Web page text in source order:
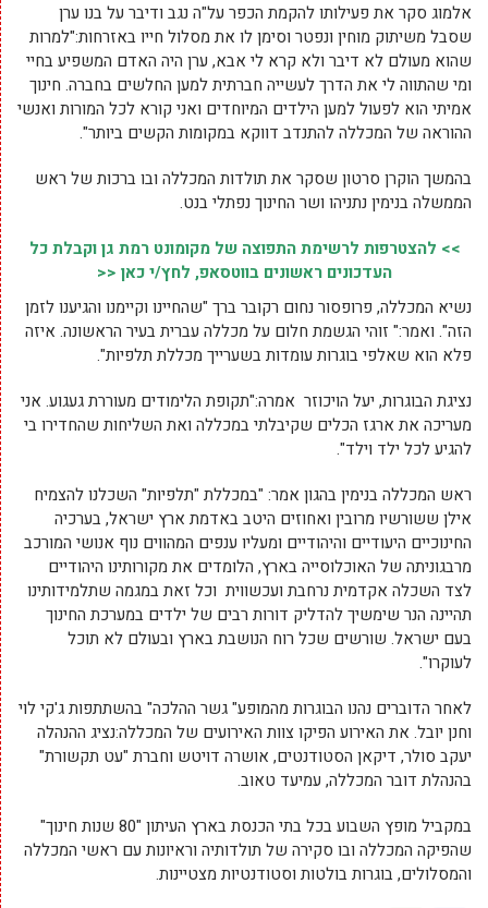
אלמוג סקר את פעילותו להקמת הכפר על"ה נגב ודיבר על בנו ערן
שסבל משיתוק מוחין ונפטר וסימן לו את מסלול חייו באזרחות:"למרות
שהוא מעולם לא דיבר ולא קרא לי אבא, ערן היה האדם המשפיע בחיי
ומי שהתווה לי את הדרך לעשייה חברתית למען החלשים בחברה. חינוך
אמיתי הוא לפעול למען הילדים המיוחדים ואני קורא לכל המורות ואנשי
ההוראה של המכללה להתנדב דווקא במקומות הקשים ביותר".
בהמשך הוקרן סרטון שסקר את תולדות המכללה ובו ברכות של ראש
הממשלה בנימין נתניהו ושר החינוך נפתלי בנט.
>> להצטרפות לרשימת התפוצה של מקומונט רמת גן וקבלת כל
העדכונים ראשונים בווטסאפ, לחץ/י כאן <<
נשיא המכללה, פרופסור נחום רקובר ברך "שהחיינו וקיימנו והגיענו לזמן
הזה". ואמר:" זוהי הגשמת חלום על מכללה עברית בעיר הראשונה. איזה
פלא הוא שאלפי בוגרות עומדות בשערייך מכללת תלפיות".
נציגת הבוגרות, יעל הויכוזר אמרה:"תקופת הלימודים מעוררת געגוע. אני
מעריכה את ארגז הכלים שקיבלתי במכללה ואת השליחות שהחדירו בי
להגיע לכל ילד וילד".
ראש המכללה בנימין בהגון אמר: "במכללת "תלפיות" השכלנו להצמיח
אילן ששורשיו מרובין ואחוזים היטב באדמת ארץ ישראל, בערכיה
החינוכיים היעודיים והיהודיים ומעליו ענפים המהווים נוף אנושי המורכב
מרבגוניתה של האוכלוסייה בארץ, הלומדים את מקורותינו היהודיים
לצד השכלה אקדמית נרחבת ועכשווית וכל זאת במגמה שתלמידותינו
תהיינה הנר שימשיך להדליק דורות רבים של ילדים במערכת החינוך
בעם ישראל. שורשים שכל רוח הנושבת בארץ ובעולם לא תוכל
לעוקרו".
לאחר הדוברים נהנו הבוגרות מהמופע" גשר ההלכה" בהשתתפות ג'קי לוי
וחנן יובל. את האירוע הפיקו צוות האירועים של המכללה:נציג ההנהלה
יעקב סולר, דיקאן הסטודנטים, אושרה דויטש וחברת "עט תקשורת"
בהנהלת דובר המכללה, עמיעד טאוב.
במקביל מופץ השבוע בכל בתי הכנסת בארץ העיתון "80 שנות חינוך"
שהפיקה המכללה ובו סקירה של תולדותיה וראיונות עם ראשי המכללה
והמסלולים, בוגרות בולטות וסטודנטיות מצטיינות.